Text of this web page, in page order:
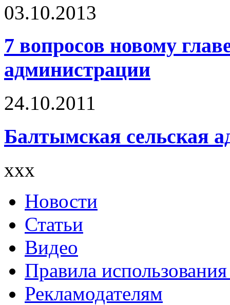
03.10.2013
7 вопросов новому
администрации
24.10.2011
Балтымская сельская
xxx
Новости
Статьи
Видео
Правила
Рекламодателям